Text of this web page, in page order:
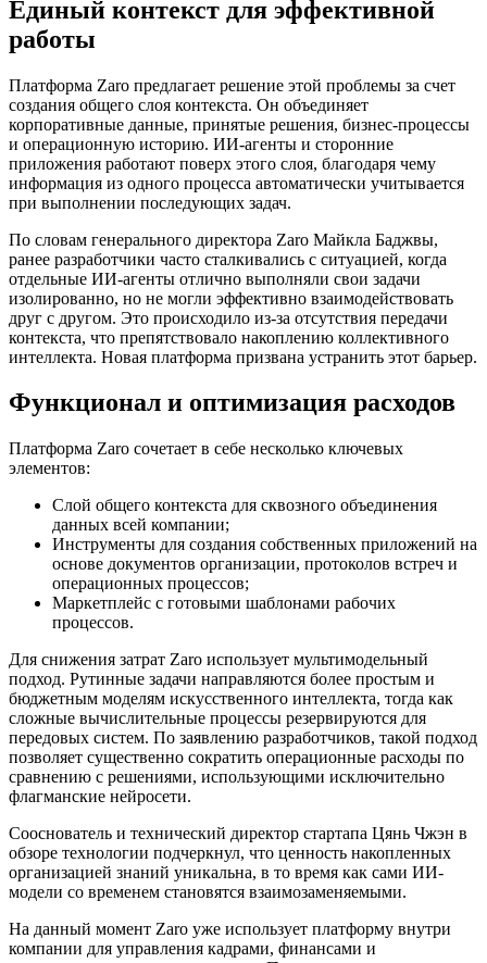
Единый контекст для эффективной
работы
Платформа Zaro предлагает решение этой проблемы за счет
создания общего слоя контекста. Он объединяет
корпоративные данные, принятые решения, бизнес-процессы
и операционную историю. ИИ-агенты и сторонние
приложения работают поверх этого слоя, благодаря чему
информация из одного процесса автоматически учитывается
при выполнении последующих задач.
По словам генерального директора Zaro Майкла Баджвы,
ранее разработчики часто сталкивались с ситуацией, когда
отдельные ИИ-агенты отлично выполняли свои задачи
изолированно, но не могли эффективно взаимодействовать
друг с другом. Это происходило из-за отсутствия передачи
контекста, что препятствовало накоплению коллективного
интеллекта. Новая платформа призвана устранить этот барьер.
Функционал и оптимизация расходов
Платформа Zaro сочетает в себе несколько ключевых
элементов:
Слой общего контекста для сквозного объединения
данных всей компании;
Инструменты для создания собственных приложений на
основе документов организации, протоколов встреч и
операционных процессов;
Маркетплейс с готовыми шаблонами рабочих
процессов.
Для снижения затрат Zaro использует мультимодельный
подход. Рутинные задачи направляются более простым и
бюджетным моделям искусственного интеллекта, тогда как
сложные вычислительные процессы резервируются для
передовых систем. По заявлению разработчиков, такой подход
позволяет существенно сократить операционные расходы по
сравнению с решениями, использующими исключительно
флагманские нейросети.
Сооснователь и технический директор стартапа Цянь Чжэн в
обзоре технологии подчеркнул, что ценность накопленных
организацией знаний уникальна, в то время как сами ИИ-
модели со временем становятся взаимозаменяемыми.
На данный момент Zaro уже использует платформу внутри
компании для управления кадрами, финансами и